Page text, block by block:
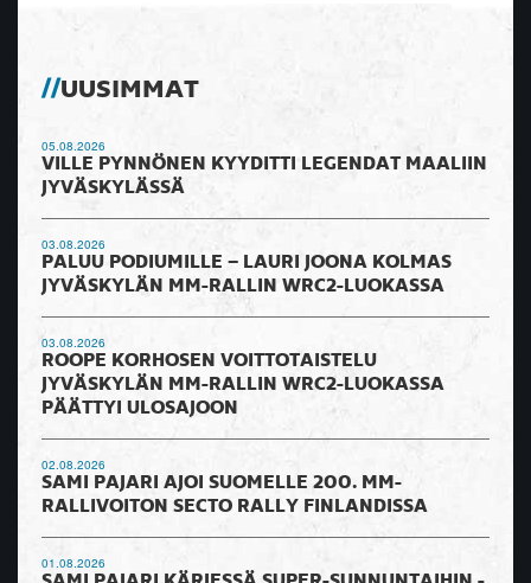
UUSIMMAT
05.08.2026
VILLE PYNNÖNEN KYYDITTI LEGENDAT MAALIIN
JYVÄSKYLÄSSÄ
03.08.2026
PALUU PODIUMILLE – LAURI JOONA KOLMAS
JYVÄSKYLÄN MM-RALLIN WRC2-LUOKASSA
03.08.2026
ROOPE KORHOSEN VOITTOTAISTELU
JYVÄSKYLÄN MM-RALLIN WRC2-LUOKASSA
PÄÄTTYI ULOSAJOON
02.08.2026
SAMI PAJARI AJOI SUOMELLE 200. MM-
RALLIVOITON SECTO RALLY FINLANDISSA
01.08.2026